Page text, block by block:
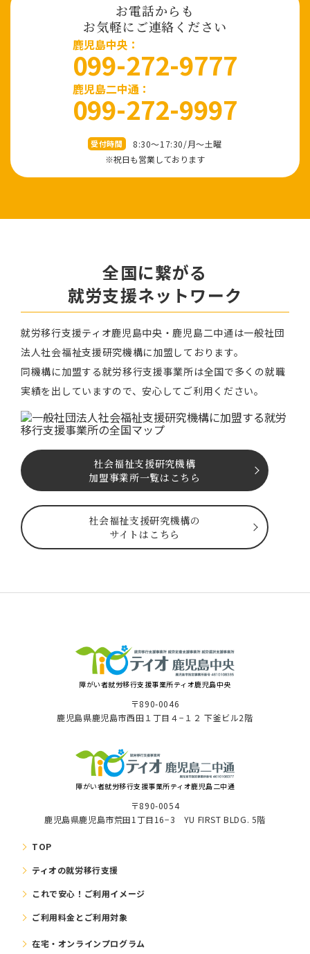
お電話からも
お気軽にご連絡ください
⿅児島中央：
099-272-9777
鹿児島二中通：
099-272-9997
受付時間
8:30～17:30/⽉〜⼟曜
※祝⽇も営業しております
全国に繋がる
就労⽀援ネットワーク
就労移⾏⽀援ティオ⿅児島中央・鹿児島二中通は⼀般社団
法⼈社会福祉⽀援研究機構に加盟しております。
同機構に加盟する就労移⾏⽀援事業所は全国で多くの就職
実績を出していますので、安⼼してご利⽤ください。
社会福祉⽀援研究機構
加盟事業所一覧はこちら
社会福祉⽀援研究機構の
サイトはこちら
障がい者就労移⾏⽀援事業所ティオ⿅児島中央
〒890-0046
⿅児島県⿅児島市⻄⽥１丁⽬４−１２ 下釜ビル2階
障がい者就労移⾏⽀援事業所ティオ鹿児島二中通
〒890-0054
鹿児島県鹿児島市荒田1丁目16−3 YU FIRST BLDG. 5階
TOP
ティオの就労移⾏⽀援
これで安⼼！ご利⽤イメージ
ご利⽤料⾦とご利⽤対象
在宅・オンラインプログラム